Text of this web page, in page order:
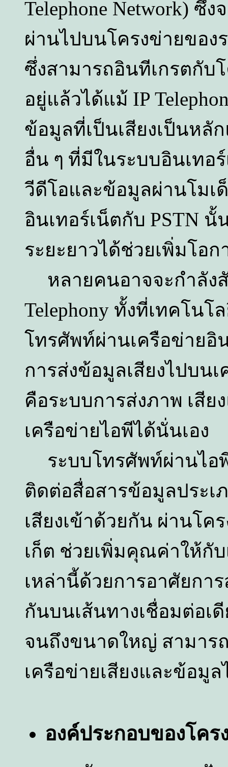
Telephone Network) ซึ่ง
ผ่านไปบนโครงข่ายของ
ซึ่งสามารถอินทีเกรตกับ
อยู่แล้วได้แม้ IP
ข้อมูลที่เป็นเสียงเป็นห
อื่น ๆ ที่มีในระบบอินเทอ
วีดีโอและข้อมูลผ่านโมเ
อินเทอร์เน็ตกับ PSTN นั้
ระยะยาวได้ช่วยเพิ่มโอ
หลายคนอาจจะกำลัง
Telephony ทั้งที่เทคโนโ
โทรศัพท์ผ่านเครือข่ายอิ
การส่งข้อมูลเสียงไปบน
คือระบบการส่งภาพ เสี
เครือข่ายไอพีได้นั่นเอง
ระบบโทรศัพท์ผ่านไอพี
ติดต่อสื่อสารข้อมูลประเ
เสียงเข้าด้วยกัน ผ่านโ
เก็ต ช่วยเพิ่มคุณค่าให้กั
เหล่านี้ด้วยการอาศัยกา
กันบนเส้นทางเชื่อมต่อเ
จนถึงขนาดใหญ่ สามาร
เครือข่ายเสียงและข้อมู
องค์ประกอบของโค